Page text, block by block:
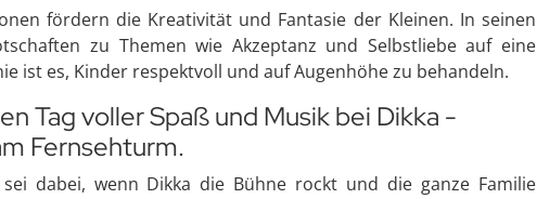
fördern die Kreativität und Fantasie der Kleinen. In seinen
zu Themen wie Akzeptanz und Selbstliebe auf eine
ist es, Kinder respektvoll und auf Augenhöhe zu behandeln.
Tag voller Spaß und Musik bei Dikka -
Fernsehturm.
dabei, wenn Dikka die Bühne rockt und die ganze Familie